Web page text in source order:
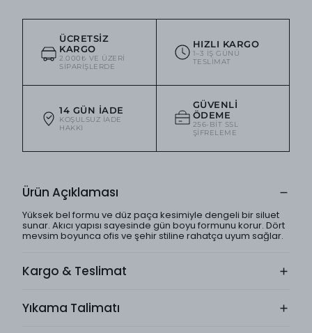
ÜCRETSIZ
KARGO
2.000₺ VE ÜZERI
SIPARIŞLERDE
HIZLI KARGO
1–3 IŞ GÜNÜ
TESLIMAT
14 GÜN İADE
KOŞULSUZ IADE
HAKKI
GÜVENLI
ÖDEME
256-BIT SSL
ŞIFRELEME
Ürün Açıklaması
Yüksek bel formu ve düz paça kesimiyle dengeli bir siluet
sunar. Akıcı yapısı sayesinde gün boyu formunu korur. Dört
mevsim boyunca ofis ve şehir stiline rahatça uyum sağlar.
Kargo & Teslimat
Yıkama Talimatı